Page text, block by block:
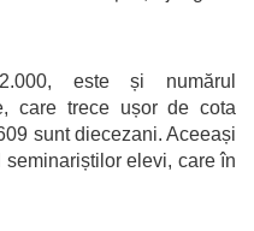
este și numărul
care trece ușor de cota
sunt diecezani. Aceeași
elevi, care în